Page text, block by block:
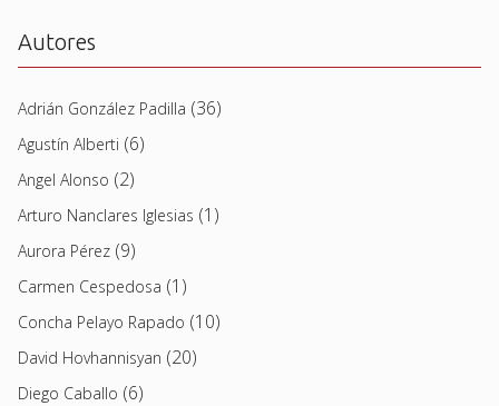
Autores
Adrián González Padilla (36)
Agustín Alberti (6)
Angel Alonso (2)
Arturo Nanclares Iglesias (1)
Aurora Pérez (9)
Carmen Cespedosa (1)
Concha Pelayo Rapado (10)
David Hovhannisyan (20)
Diego Caballo (6)